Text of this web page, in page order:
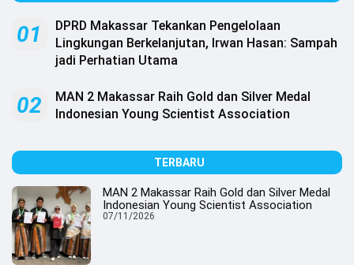
01
DPRD Makassar Tekankan Pengelolaan
Lingkungan Berkelanjutan, Irwan Hasan: Sampah
jadi Perhatian Utama
02
MAN 2 Makassar Raih Gold dan Silver Medal
Indonesian Young Scientist Association
TERBARU
MAN 2 Makassar Raih Gold dan Silver Medal
Indonesian Young Scientist Association
07/11/2026